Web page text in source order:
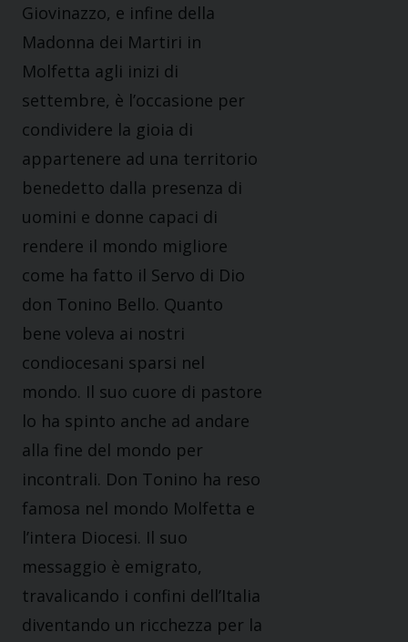
Giovinazzo, e infine della
Madonna dei Martiri in
Molfetta agli inizi di
settembre, è l’occasione per
condividere la gioia di
appartenere ad una territorio
benedetto dalla presenza di
uomini e donne capaci di
rendere il mondo migliore
come ha fatto il Servo di Dio
don Tonino Bello. Quanto
bene voleva ai nostri
condiocesani sparsi nel
mondo. Il suo cuore di pastore
lo ha spinto anche ad andare
alla fine del mondo per
incontrali. Don Tonino ha reso
famosa nel mondo Molfetta e
l’intera Diocesi. Il suo
messaggio è emigrato,
travalicando i confini dell’Italia
diventando un ricchezza per la